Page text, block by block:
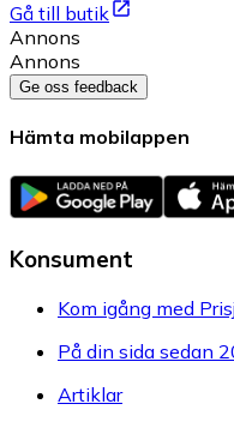
Gå till butik
Annons
Annons
Ge oss feedback
Hämta mobilappen
Konsument
Kom igång med
På din sida sedan
Artiklar